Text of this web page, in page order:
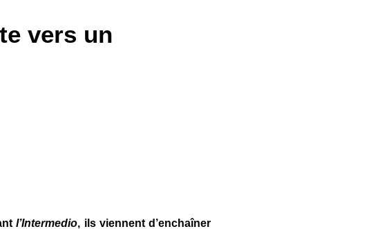
vers un
l’Intermedio, ils viennent d’enchaîner